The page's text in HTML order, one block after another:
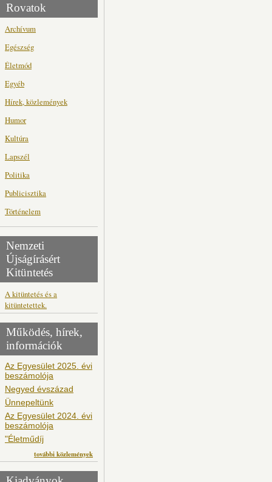
Rovatok
Archívum
Egészség
Életmód
Egyéb
Hírek, közlemények
Humor
Kultúra
Lapszél
Politika
Publicisztika
Történelem
Nemzeti
Újságírásért
Kitüntetés
A kitüntetés és a
kitüntetettek.
Működés, hírek,
információk
Az Egyesület 2025. évi
beszámolója
Negyed évszázad
Ünnepeltünk
Az Egyesület 2024. évi
beszámolója
"Életműdíj
további közlemények